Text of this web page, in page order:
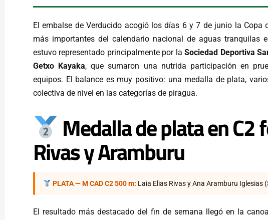
El embalse de Verducido acogió los días 6 y 7 de junio la Copa
más importantes del calendario nacional de aguas tranquilas
estuvo representado principalmente por laSociedad Deportiva
Getxo Kayaka, que sumaron una nutrida participación en
equipos. El balance es muy positivo: una medalla de plata,
colectiva de nivel en las categorías de piragua.
Medalla de plata en
Rivas y Aramburu
PLATA — M CAD C2 500 m: Laia Elias Rivas y Ana Aramburu Iglesias
El resultado más destacado del fin de semana llegó en la